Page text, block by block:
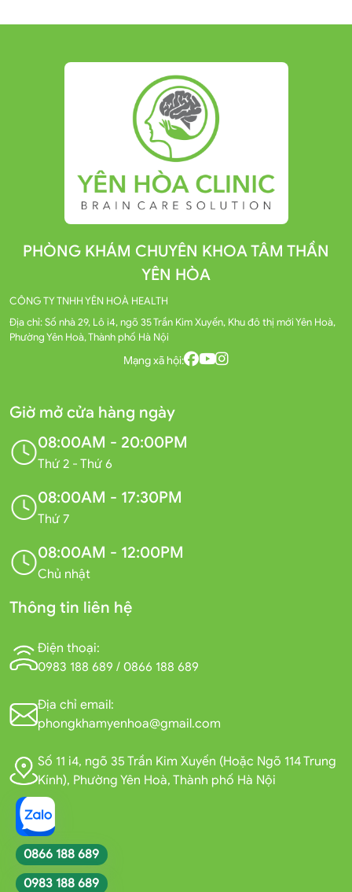
PHÒNG KHÁM CHUYÊN KHOA TÂM THẦN
YÊN HÒA
CÔNG TY TNHH YÊN HOÀ HEALTH
Địa chỉ: Số nhà 29, Lô i4, ngõ 35 Trần Kim Xuyến, Khu đô thị mới Yên Hoà,
Phường Yên Hoà, Thành phố Hà Nội
Mạng xã hội:
Giờ mở cửa hàng ngày
08:00AM - 20:00PM
Thứ 2 - Thứ 6
08:00AM - 17:30PM
Thứ 7
08:00AM - 12:00PM
Chủ nhật
Thông tin liên hệ
Điện thoại:
0983 188 689 / 0866 188 689
Địa chỉ email:
phongkhamyenhoa@gmail.com
Số 11 i4, ngõ 35 Trần Kim Xuyến (Hoặc Ngõ 114 Trung
Kính), Phường Yên Hoà, Thành phố Hà Nội
0866 188 689
0983 188 689